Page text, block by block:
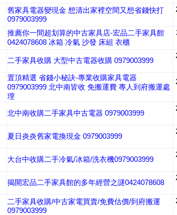
舊家具電器變現金 想清出家裡空間又想省錢快打
0979003999
推薦你一間超划算的中古家具店-宏品二手家具館
0424078608 冰箱 冷氣 沙發 床組 衣櫃
二手家具收購 大型中古電器收購 0979003999
置頂精選 省錢小秘訣-專業收購家具電器
0979003999 北中南皆收 免搬運費 專人到府搬運處
理
北中南收購二手家具中古電器 0979003999
夏日炎炎舊家電換現金 0979003999
大台中收購二手冷氣/冰箱/洗衣機0979003999
揭開宏品二手家具館的多年經營之謎0424078608
二手家具收購/中古家電買賣/免費估價/到府搬運
0979003999